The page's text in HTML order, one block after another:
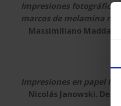
Impresiones
marcos de melamina
Massimiliano
Impresiones en papel
Nicolás Janowski. De